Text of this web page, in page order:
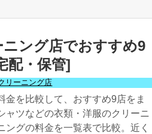
ング店でおすすめ9
配・保管]
リーニング店
を比較して、おすすめ9店をま
ャツなどの衣類・洋服のクリーニ
グの料金を一覧表で比較。近く